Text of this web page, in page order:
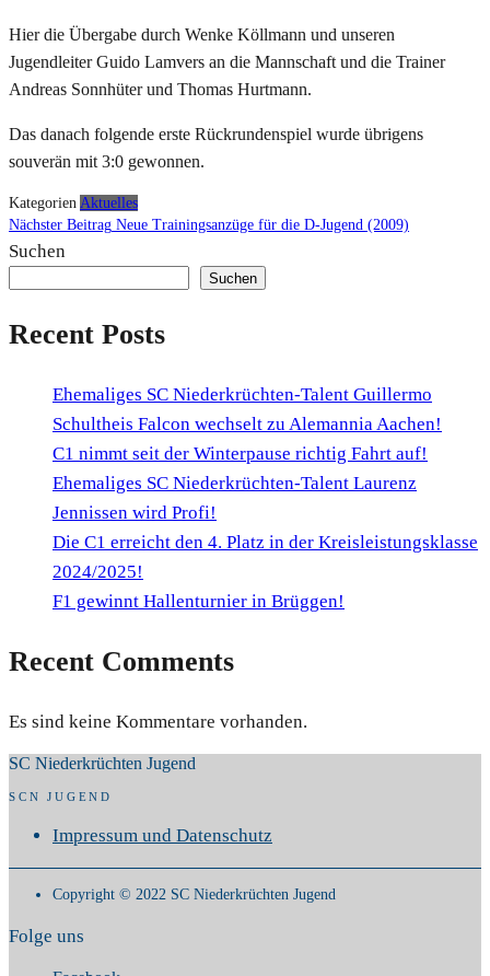
Hier die Übergabe durch Wenke Köllmann und unseren
Jugendleiter Guido Lamvers an die Mannschaft und die Trainer
Andreas Sonnhüter und Thomas Hurtmann.
Das danach folgende erste Rückrundenspiel wurde übrigens
souverän mit 3:0 gewonnen.
Kategorien Aktuelles
Beitragsnavigation
Nächster Beitrag Neue Trainingsanzüge für die D-Jugend (2009)
Suchen
Suchen
Recent Posts
Ehemaliges SC Niederkrüchten-Talent Guillermo
Schultheis Falcon wechselt zu Alemannia Aachen!
C1 nimmt seit der Winterpause richtig Fahrt auf!
Ehemaliges SC Niederkrüchten-Talent Laurenz
Jennissen wird Profi!
Die C1 erreicht den 4. Platz in der Kreisleistungsklasse
2024/2025!
F1 gewinnt Hallenturnier in Brüggen!
Recent Comments
Es sind keine Kommentare vorhanden.
SC Niederkrüchten Jugend
SCN JUGEND
Impressum und Datenschutz
Copyright © 2022 SC Niederkrüchten Jugend
Folge uns